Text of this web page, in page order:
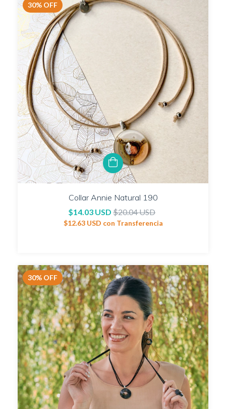
30% OFF
Collar Annie Natural 190
$14.03 USD $20.04 USD
$12.63 USD con Transferencia
30% OFF